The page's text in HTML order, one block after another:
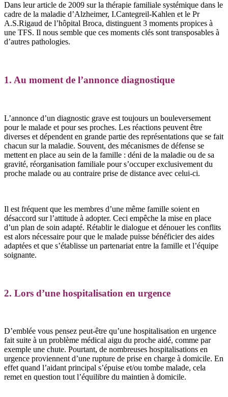
Dans leur article de 2009 sur la thérapie familiale systémique dans le
cadre de la maladie d’Alzheimer, I.Cantegreil-Kahlen et le Pr
A.S.Rigaud de l’hôpital Broca, distinguent 3 moments propices à
une TFS. Il nous semble que ces moments clés sont transposables à
d’autres pathologies.
1. Au moment de l’annonce diagnostique
L’annonce d’un diagnostic grave est toujours un bouleversement
pour le malade et pour ses proches. Les réactions peuvent être
diverses et dépendent en grande partie des représentations que se fait
chacun sur la maladie. Souvent, des mécanismes de défense se
mettent en place au sein de la famille : déni de la maladie ou de sa
gravité, réorganisation familiale pour s’occuper exclusivement du
proche malade ou au contraire prise de distance avec celui-ci.
Il est fréquent que les membres d’une même famille soient en
désaccord sur l’attitude à adopter. Ceci empêche la mise en place
d’un plan de soin adapté. Rétablir le dialogue et dénouer les conflits
est alors nécessaire pour que le malade puisse bénéficier des aides
adaptées et que s’établisse un partenariat entre la famille et l’équipe
soignante.
2. Lors d’une hospitalisation en urgence
D’emblée vous pensez peut-être qu’une hospitalisation en urgence
fait suite à un problème médical aigu du proche aidé, comme par
exemple une chute. Pourtant, de nombreuses hospitalisations en
urgence proviennent d’une rupture de prise en charge à domicile. En
effet quand l’aidant principal s’épuise et/ou tombe malade, cela
remet en question tout l’équilibre du maintien à domicile.